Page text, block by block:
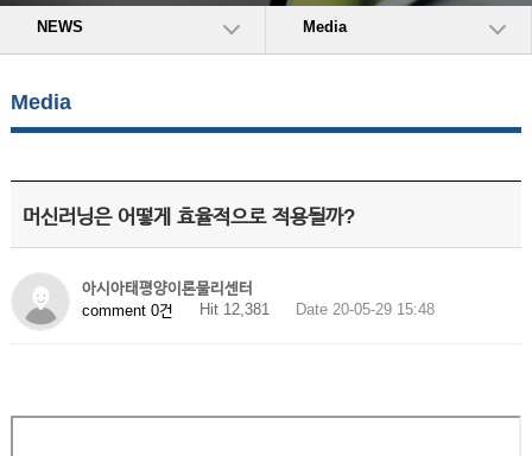
NEWS Media
Media
머신러닝은 어떻게 효율적으로 적용될까?
아시아태평양이론물리센터
comment 0건
Hit 12,381 Date 20-05-29 15:48